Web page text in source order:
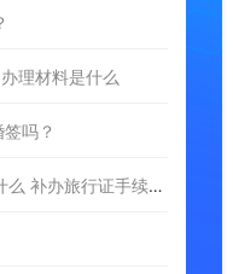
理材料是什么
吗？
在菲律宾补办旅行证成功后后续要做什么 补办旅行证手续是怎样的